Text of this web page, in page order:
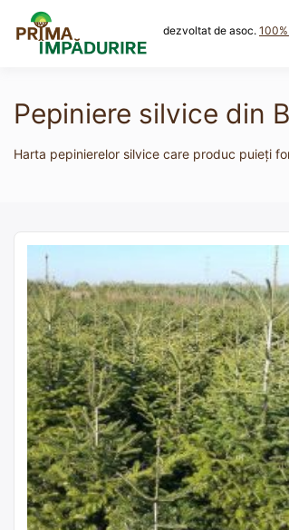
content
dezvoltat de asoc.
Pepiniere silvice din
Harta pepinierelor silvice care produc puieți